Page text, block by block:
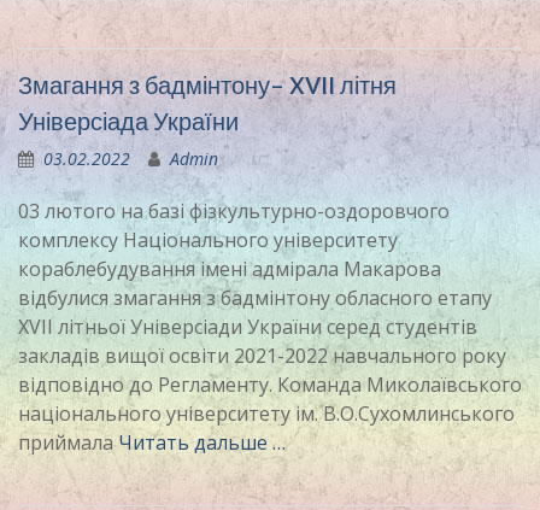
Змагання з бадмінтону- XVII літня
Універсіада України
03.02.2022 Admin
03 лютого на базі фізкультурно-оздоровчого
комплексу Національного університету
кораблебудування імені адмірала Макарова
відбулися змагання з бадмінтону обласного етапу
XVII літньої Універсіади України серед студентів
закладів вищої освіти 2021-2022 навчального року
відповідно до Регламенту. Команда Миколаївського
національного університету ім. В.О.Сухомлинського
приймалаЧитать дальше …